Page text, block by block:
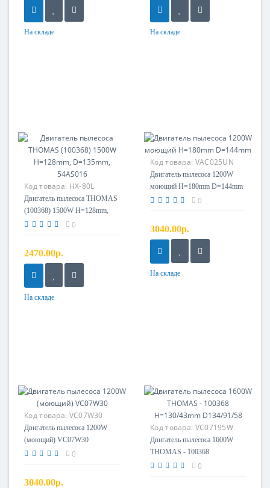
На складе На складе
Код товара: HX-80L
Двигатель пылесоса THOMAS
(100368) 1500W H=128mm,
D=135mm, 54AS016
0
2470.00р.
На складе
Код товара: VAC025UN
Двигатель пылесоса 1200W
моющий H=180mm D=144mm
0
3040.00р.
На складе
Код товара: VC07W30
Двигатель пылесоса 1200W
(моющий) VC07W30
0
3040.00р.
Код товара: VC07195W
Двигатель пылесоса 1600W
THOMAS - 100368
H=130/43mm D134/91/58
0